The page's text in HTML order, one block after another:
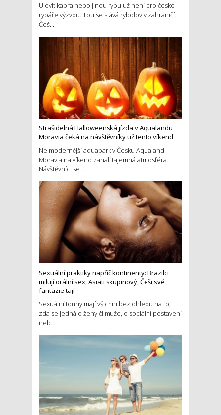
Ulovit kapra nebo jinou rybu už není pro české
rybáře výzvou. Tou se stává rybolov v zahraničí.
Češ...
Strašidelná Halloweenská jízda v Aqualandu
Moravia čeká na návštěvníky už tento víkend
Nejmodernější aquapark v Česku Aqualand
Moravia na víkend zahalí tajemná atmosféra.
Návštěvníci se ...
Sexuální praktiky napříč kontinenty: Brazilci
milují orální sex, Asiati skupinový, Češi své
fantazie tají
Sexuální touhy mají všichni bez ohledu na to,
zda se jedná o ženy či muže, o sociální postavení
neb...